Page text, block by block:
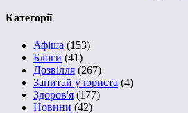
Категорії
Афіша (153)
Блоги (41)
Дозвілля (267)
Запитай у юриста (4)
Здоров'я (177)
Новини (42)